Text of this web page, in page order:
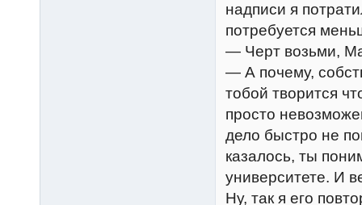
надписи я
потребуется
— Черт возьми,
— А почему,
тобой творится
просто
дело быстро не
казалось, ты
университете. И
Ну, так я его